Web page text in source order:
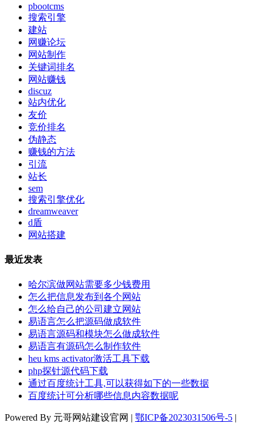
pbootcms
搜索引擎
建站
网赚论坛
网站制作
关键词排名
网站赚钱
discuz
站内优化
友价
竞价排名
伪静态
赚钱的方法
引流
站长
sem
搜索引擎优化
dreamweaver
d盾
网站搭建
最近发表
哈尔滨做网站需要多少钱费用
怎么把信息发布到各个网站
怎么给自己的公司建立网站
易语言怎么把源码做成软件
易语言源码和模块怎么做成软件
易语言有源码怎么制作软件
heu kms activator激活工具下载
php探针源代码下载
通过百度统计工具,可以获得如下的一些数据
百度统计可分析哪些信息内容数据呢
Powered By 元哥网站建设官网 | 鄂ICP备2023031506号-5 |